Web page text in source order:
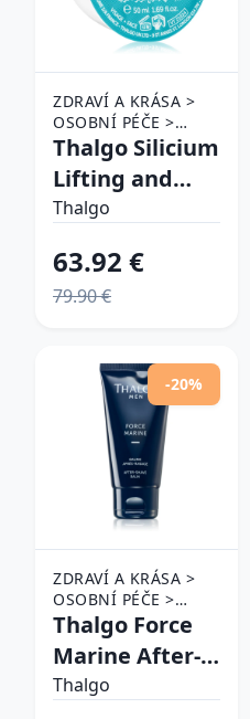
ZDRAVÍ A KRÁSA >
OSOBNÍ PÉČE >
KOSMETIKA > PÉČE
O PLEŤ
Thalgo Silicium
Lifting and
Firming Rich
krém s
liftingovým
náhradná
náplň 50 ml
Thalgo
63.92 €
79.90 €
-20%
ZDRAVÍ A KRÁSA >
OSOBNÍ PÉČE >
KOSMETIKA > PÉČE
O PLEŤ
Thalgo Force
Marine After-
Shave Balm
Thalgo